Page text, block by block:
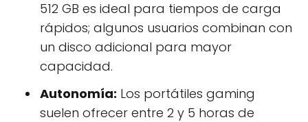
512 GB es ideal para tiempos de carga
rápidos; algunos usuarios combinan con
un disco adicional para mayor
capacidad.
Autonomía: Los portátiles gaming
suelen ofrecer entre 2 y 5 horas de